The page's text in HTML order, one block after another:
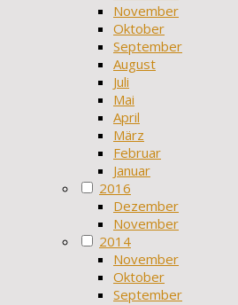
November
Oktober
September
August
Juli
Mai
April
März
Februar
Januar
2016
Dezember
November
2014
November
Oktober
September